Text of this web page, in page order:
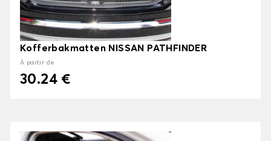
Kofferbakmatten NISSAN PATHFINDER
À partir de
30.24 €